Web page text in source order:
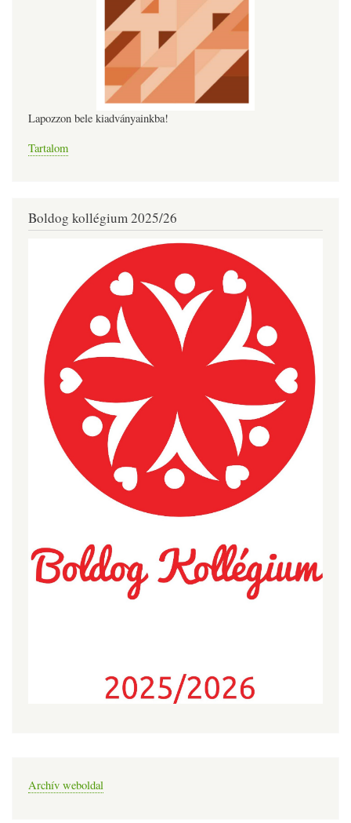
Lapozzon bele kiadványainkba!
Tartalom
Boldog kollégium 2025/26
Archív weboldal